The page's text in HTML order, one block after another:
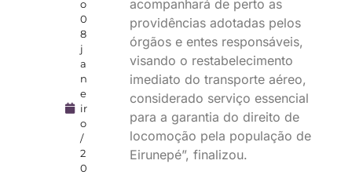
o
0
8
j
a
n
e
ir
o
/
2
0
acompanhará de perto as
providências adotadas pelos
órgãos e entes responsáveis,
visando o restabelecimento
imediato do transporte aéreo,
considerado serviço essencial
para a garantia do direito de
locomoção pela população de
Eirunepé”, finalizou.